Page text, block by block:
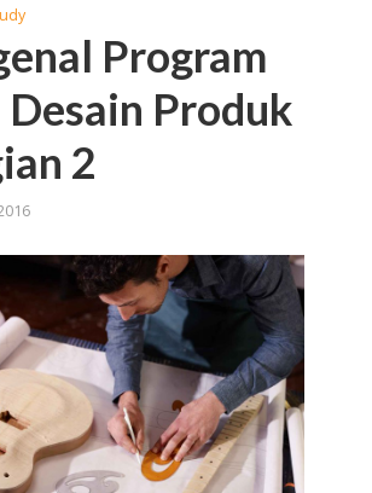
Program
Produk
2